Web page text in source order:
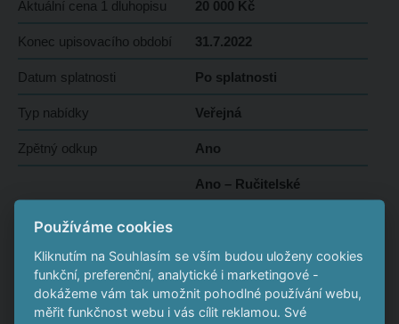
Aktuální cena 1 dluhopisu 20 000 Kč
Konec upisovacího období 31.7.2022
Datum splatnosti Po splatnosti
Typ nabídky Veřejná
Zpětný odkup Ano
Ano – Ručitelské
Převoditelnost dluhopisu Povolena
Stav emise Upsaná
Používáme cookies
Kliknutím na Souhlasím se vším budou uloženy cookies
funkční, preferenční, analytické i marketingové -
dokážeme vám tak umožnit pohodlné používání webu,
měřit funkčnost webu i vás cílit reklamou. Své